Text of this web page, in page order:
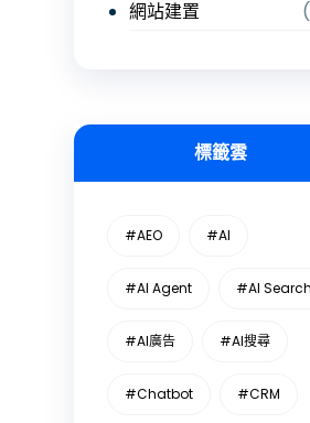
網站建置
標籤雲
#AEO #AI
#AI Agent #AI Search
#AI廣告 #AI搜尋
#Chatbot #CRM